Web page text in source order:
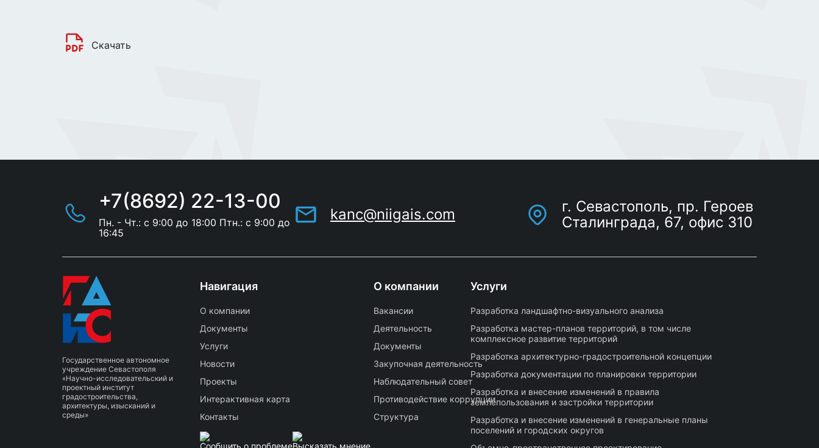
Скачать
+7(8692) 22-13-00
Пн. - Чт.: с 9:00 до 18:00 Птн.: с 9:00 до
16:45
kanc@niigais.com
г. Севастополь, пр. Героев
Сталинграда, 67, офис 310
Государственное автономное
учреждение Севастополя
«Научно-исследовательский и
проектный институт
градостроительства,
архитектуры, изысканий и
среды»
Навигация
О компании
Документы
Услуги
Новости
Проекты
Интерактивная карта
Контакты
О компании
Вакансии
Деятельность
Документы
Закупочная деятельность
Наблюдательный совет
Противодействие коррупции
Структура
Услуги
Разработка ландшафтно-визуального анализа
Разработка мастер-планов территорий, в том числе
комплексное развитие территорий
Разработка архитектурно-градостроительной концепции
Разработка документации по планировки территории
Разработка и внесение изменений в правила
землепользования и застройки территории
Разработка и внесение изменений в генеральные планы
поселений и городских округов